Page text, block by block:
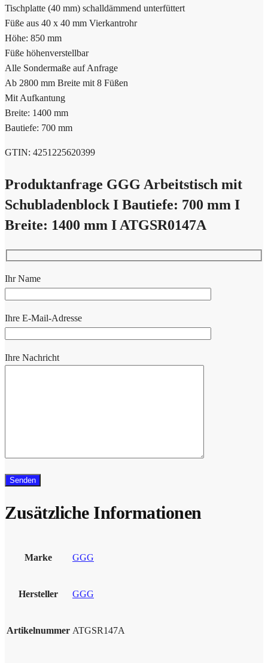
Tischplatte (40 mm) schalldämmend unterfüttert
Füße aus 40 x 40 mm Vierkantrohr
Höhe: 850 mm
Füße höhenverstellbar
Alle Sondermaße auf Anfrage
Ab 2800 mm Breite mit 8 Füßen
Mit Aufkantung
Breite: 1400 mm
Bautiefe: 700 mm
GTIN: 4251225620399
Produktanfrage GGG Arbeitstisch mit
Schubladenblock I Bautiefe: 700 mm I
Breite: 1400 mm I ATGSR0147A
Ihr Name
Ihre E-Mail-Adresse
Ihre Nachricht
Zusätzliche Informationen
Marke GGG
Hersteller GGG
Artikelnummer ATGSR147A